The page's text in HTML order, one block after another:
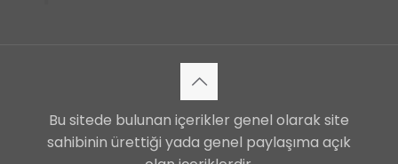
Bu sitede bulunan içerikler genel olarak site
sahibinin ürettiği yada genel paylaşıma açık